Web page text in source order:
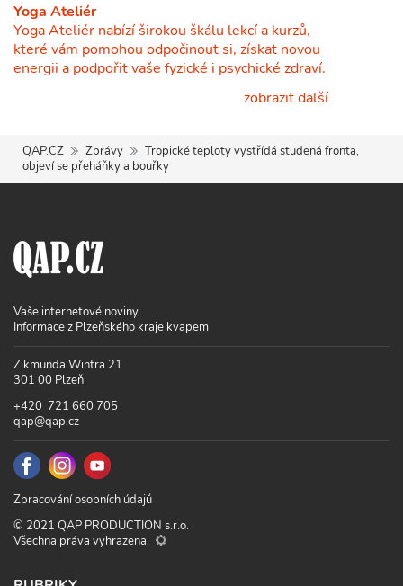
Yoga Ateliér
Yoga Ateliér nabízí širokou škálu lekcí a kurzů,
které vám pomohou odpočinout si, získat novou
energii a podpořit vaše fyzické i psychické zdraví.
zobrazit další
QAP.CZ Zprávy
Tropické teploty vystřídá studená fronta,
objeví se přeháňky a bouřky
Vaše internetové noviny
Informace z Plzeňského kraje kvapem
Zikmunda Wintra 21
301 00 Plzeň
+420 721 660 705
qap@qap.cz
Zpracování osobních údajů
© 2021 QAP PRODUCTION s.r.o.
Všechna práva vyhrazena.